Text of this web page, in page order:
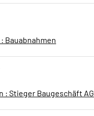
Bauabnahmen
: Stieger Baugeschäft AG